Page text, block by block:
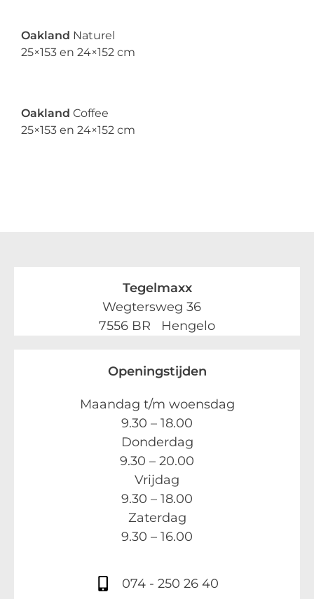
Oakland Naturel
25×153 en 24×152 cm
Oakland Coffee
25×153 en 24×152 cm
Tegelmaxx
Wegtersweg 36
7556 BR Hengelo
Openingstijden
Maandag t/m woensdag
9.30 – 18.00
Donderdag
9.30 – 20.00
Vrijdag
9.30 – 18.00
Zaterdag
9.30 – 16.00
074 - 250 26 40